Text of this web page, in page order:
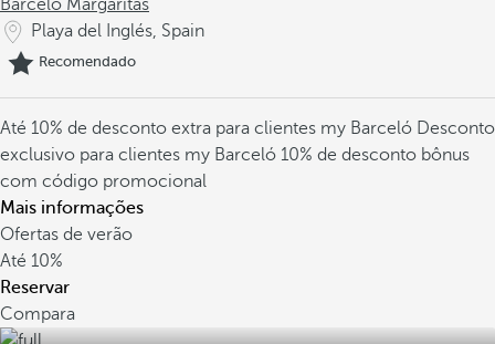
Barceló Margaritas
Playa del Inglés, Spain
Recomendado
Até 10% de desconto extra para clientes my Barceló Desconto
exclusivo para clientes my Barceló 10% de desconto bônus
com código promocional
Mais informações
Ofertas de verão
Até 10%
Reservar
Compara